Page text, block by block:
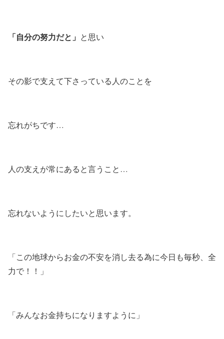
「自分の努力だと」 と思い
その影で支えて下さっている人のことを
忘れがちです…
人の支えが常にあると言うこと…
忘れないようにしたいと思います。
「この地球からお金の不安を消し去る為に今日も毎秒、全
力で！！」
「みんなお金持ちになりますように」